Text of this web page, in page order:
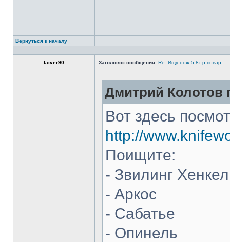
Вернуться к началу
faiver90 Заголовок сообщения: Re: Ищу нож.5-8т.р.повар
Дмитрий Колотов
Вот здесь
http://
Поищите:
- Звилинг
- Аркос
- Сабатье
- Опинель